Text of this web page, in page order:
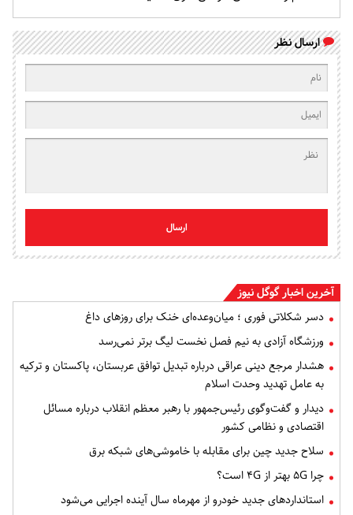
ارسال نظر
ارسال
آخرین اخبار گوگل نیوز
دسر شکلاتی فوری ؛ میان‌وعده‌ای خنک برای روزهای داغ
ورزشگاه آزادی به نیم فصل نخست لیگ برتر نمی‌رسد
هشدار مرجع دینی عراقی درباره تبدیل توافق عربستان، پاکستان و ترکیه
به عامل تهدید وحدت اسلام
دیدار و گفت‌وگوی رئیس‌جمهور با رهبر معظم انقلاب درباره مسائل
اقتصادی و نظامی کشور
سلاح جدید چین برای مقابله با خاموشی‌های شبکه برق
چرا ۵G بهتر از ۴G است؟
استانداردهای جدید خودرو از مهرماه سال آینده اجرایی می‌شود